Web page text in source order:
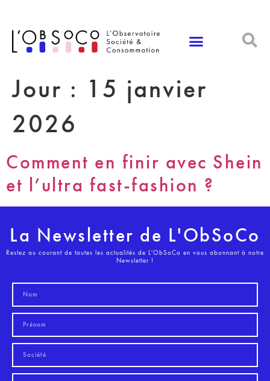
Jour : 15 janvier
2026
Comment en finir avec Shein
et l’ultra fast-fashion ?
La Newsletter de L'ObSoCo
Restez au courant de toutes les actualités de L'ObSoCo en vous abonnant à notre
Newsletter !